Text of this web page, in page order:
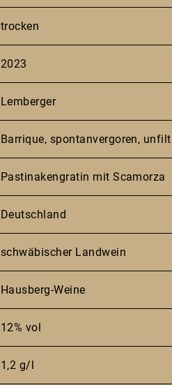
trocken
2023
Lemberger
Barrique, spontanvergoren,
Pastinakengratin mit Scamorza
Deutschland
schwäbischer Landwein
Hausberg-Weine
12% vol
1,2 g/l